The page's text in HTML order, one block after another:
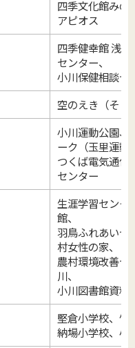
四季文化館みの
アピオス
四季健幸館 浅
センター、
小川保健相談セ
空のえき（そ・
小川運動公園、
ーク（玉里運動
つくば電気通信
センター
生涯学習センタ
館、
羽鳥ふれあいセ
村女性の家、
農村環境改善セ
川、
小川図書館資料
堅倉小学校、竹
納場小学校、小